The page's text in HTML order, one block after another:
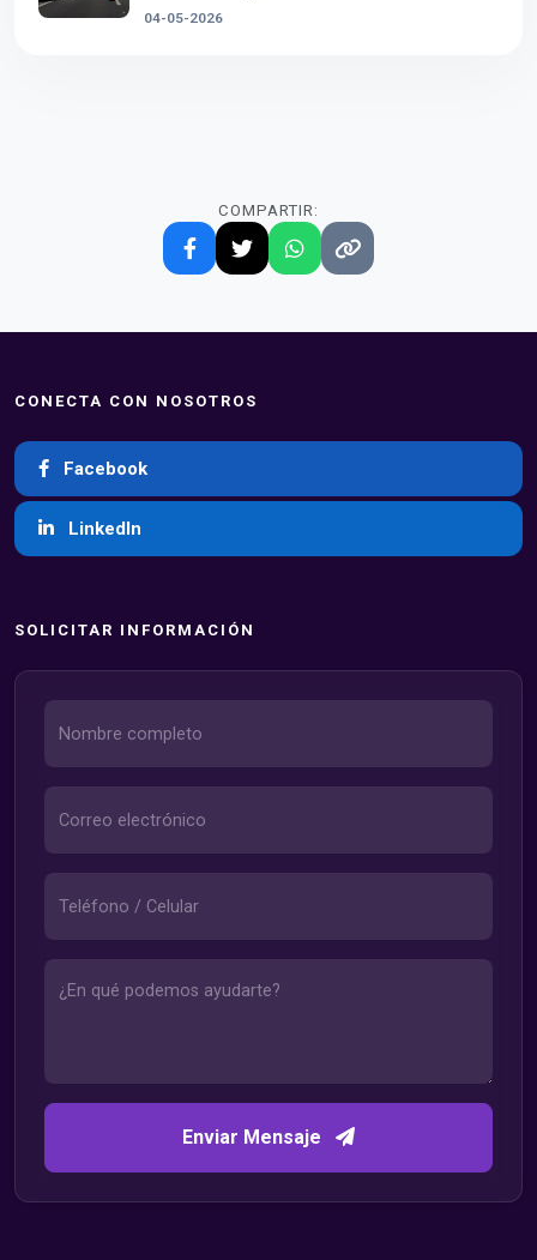
04-05-2026
COMPARTIR:
CONECTA CON NOSOTROS
Facebook
LinkedIn
SOLICITAR INFORMACIÓN
Enviar Mensaje